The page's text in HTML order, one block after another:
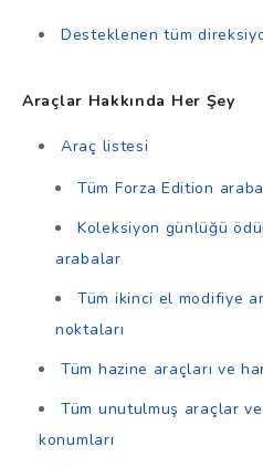
Desteklenen tüm
Araçlar Hakkında Her Şey
Araç listesi
Tüm Forza Edition
Koleksiyon günlüğü
arabalar
Tüm ikinci el modifiye
noktaları
Tüm hazine araçları ve
Tüm unutulmuş araçlar
konumları